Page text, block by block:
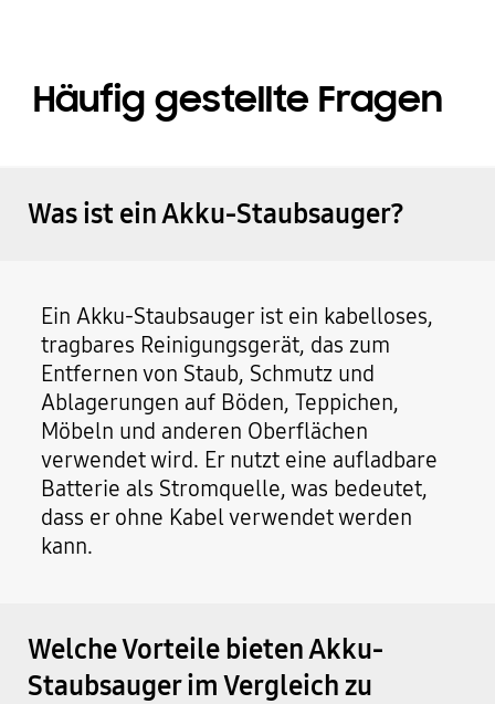
Häufig gestellte Fragen
Was ist ein Akku-Staubsauger?
Ein Akku-Staubsauger ist ein kabelloses,
tragbares Reinigungsgerät, das zum
Entfernen von Staub, Schmutz und
Ablagerungen auf Böden, Teppichen,
Möbeln und anderen Oberflächen
verwendet wird. Er nutzt eine aufladbare
Batterie als Stromquelle, was bedeutet,
dass er ohne Kabel verwendet werden
kann.
Welche Vorteile bieten Akku-
Staubsauger im Vergleich zu